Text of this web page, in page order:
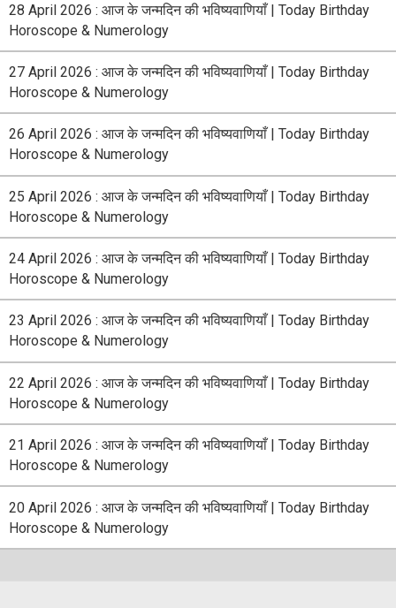
28 April 2026 : आज के जन्मदिन की भविष्यवाणियाँ | Today Birthday
Horoscope & Numerology
27 April 2026 : आज के जन्मदिन की भविष्यवाणियाँ | Today Birthday
Horoscope & Numerology
26 April 2026 : आज के जन्मदिन की भविष्यवाणियाँ | Today Birthday
Horoscope & Numerology
25 April 2026 : आज के जन्मदिन की भविष्यवाणियाँ | Today Birthday
Horoscope & Numerology
24 April 2026 : आज के जन्मदिन की भविष्यवाणियाँ | Today Birthday
Horoscope & Numerology
23 April 2026 : आज के जन्मदिन की भविष्यवाणियाँ | Today Birthday
Horoscope & Numerology
22 April 2026 : आज के जन्मदिन की भविष्यवाणियाँ | Today Birthday
Horoscope & Numerology
21 April 2026 : आज के जन्मदिन की भविष्यवाणियाँ | Today Birthday
Horoscope & Numerology
20 April 2026 : आज के जन्मदिन की भविष्यवाणियाँ | Today Birthday
Horoscope & Numerology